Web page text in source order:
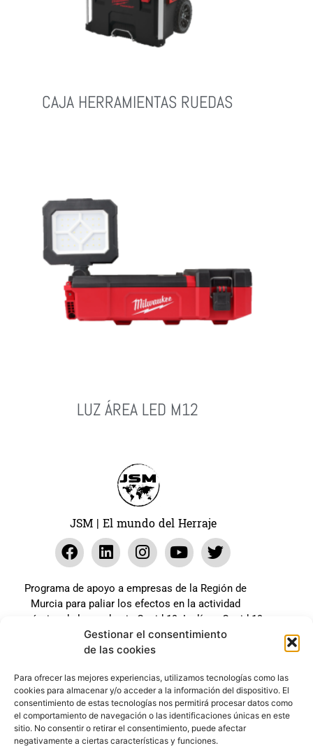
Gestionar el consentimiento
de las cookies
Para ofrecer las mejores experiencias, utilizamos tecnologías como las
cookies para almacenar y/o acceder a la información del dispositivo. El
consentimiento de estas tecnologías nos permitirá procesar datos como
el comportamiento de navegación o las identificaciones únicas en este
sitio. No consentir o retirar el consentimiento, puede afectar
negativamente a ciertas características y funciones.
CAJA HERRAMIENTAS RUEDAS
LUZ ÁREA LED M12
JSM | El mundo del Herraje
Programa de apoyo a empresas de la Región de
Murcia para paliar los efectos en la actividad
económica de la pandemia Covid-19. La línea Covid-19
coste cero cofinanciada por la unión europea.
Expediente: 2020.07.COSI.0483
Web desarrollada gracias al Programa Kit Digital
Cofinanciado por los Fondos Next Generation (EU) del